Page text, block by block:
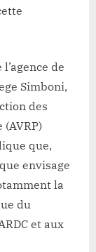
de
Simboni,
des
que,
envisage
la
du
et aux